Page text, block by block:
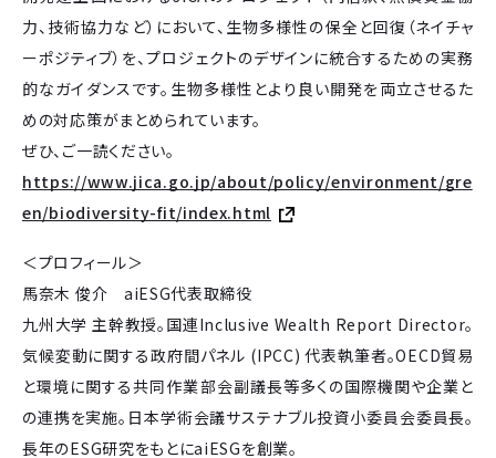
力、技術協力など）において、生物多様性の保全と回復（ネイチャ
ーポジティブ）を、プロジェクトのデザインに統合するための実務
的なガイダンスです。生物多様性とより良い開発を両立させるた
めの対応策がまとめられています。
ぜひ、ご一読ください。
https://www.jica.go.jp/about/policy/environment/gre
en/biodiversity-fit/index.html
＜プロフィール＞
馬奈木 俊介 aiESG代表取締役
九州大学 主幹教授。国連Inclusive Wealth Report Director。
気候変動に関する政府間パネル (IPCC) 代表執筆者。OECD貿易
と環境に関する共同作業部会副議長等多くの国際機関や企業と
の連携を実施。日本学術会議サステナブル投資小委員会委員長。
長年のESG研究をもとにaiESGを創業。